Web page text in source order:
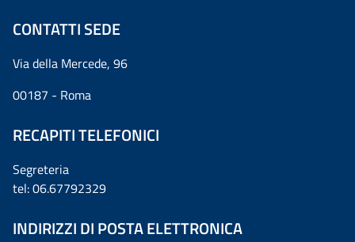
CONTATTI SEDE
Via della Mercede, 96
00187 - Roma
RECAPITI TELEFONICI
Segreteria
tel: 06.67792329
INDIRIZZI DI POSTA ELETTRONICA